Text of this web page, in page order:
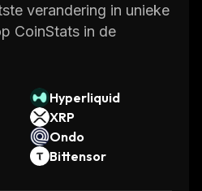
verandering in unieke
CoinStats in de
Hyperliquid
XRP
Ondo
Bittensor